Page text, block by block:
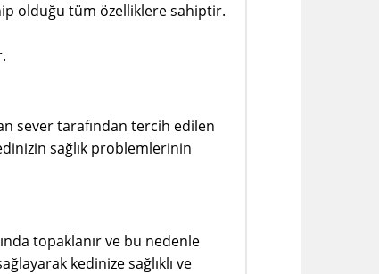
olduğu tüm özelliklere sahiptir.
sever tarafından tercih edilen
sağlık problemlerinin
topaklanır ve bu nedenle
kedinize sağlıklı ve